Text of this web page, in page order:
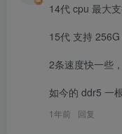
14代 cpu 最大
15代 支持 256G
2条速度快一些
如今的 ddr5 一
1年前 回复